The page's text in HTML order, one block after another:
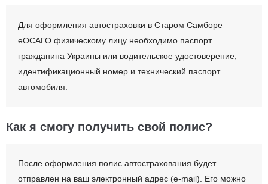
Для оформления автостраховки в Старом Самборе
еОСАГО физическому лицу необходимо паспорт
гражданина Украины или водительское удостоверение,
идентификационный номер и технический паспорт
автомобиля.
Как я смогу получить свой полис?
После оформления полис автострахования будет
отправлен на ваш электронный адрес (e-mail). Его можно